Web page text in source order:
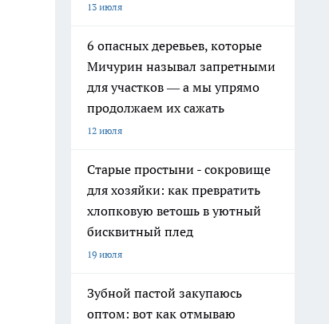
13 июля
6 опасных деревьев, которые
Мичурин называл запретными
для участков — а мы упрямо
продолжаем их сажать
12 июля
Старые простыни - сокровище
для хозяйки: как превратить
хлопковую ветошь в уютный
бисквитный плед
19 июля
Зубной пастой закупаюсь
оптом: вот как отмываю